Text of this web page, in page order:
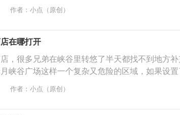
作者：小点（原创）
在哪打开
，很多兄弟在峡谷里转悠了半天都找不到地方
峡谷广场这样一个复杂又危险的区域，如果设置
作者：小点（原创）